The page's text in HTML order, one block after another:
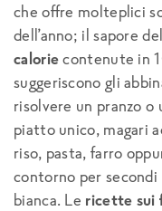
che offre molteplici
dell’anno; il sapore
caloriecontenute in
suggeriscono gli
risolvere un pranzo
piatto unico, magari
riso, pasta, farro
contorno per secondi
bianca. Le ricette sui